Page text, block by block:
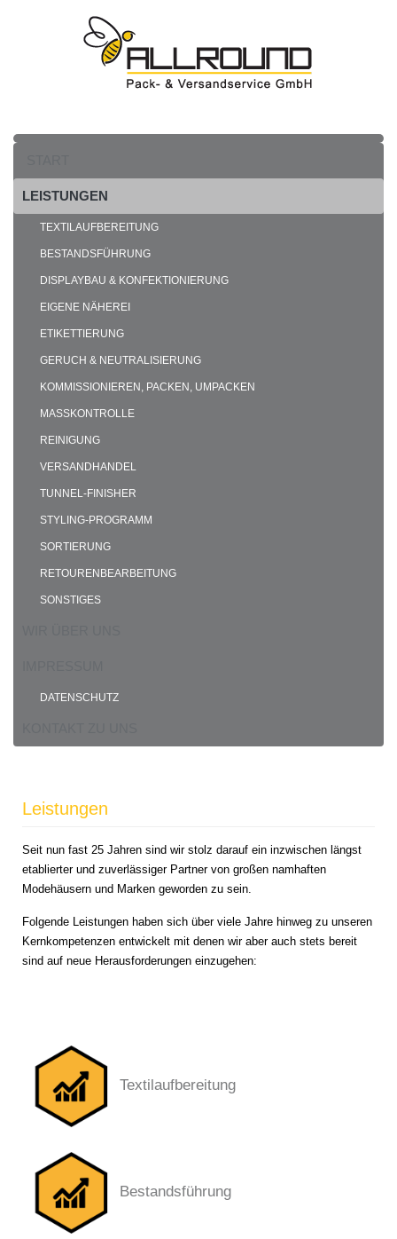
LEISTUNGEN
TEXTILAUFBEREITUNG
BESTANDSFÜHRUNG
DISPLAYBAU & KONFEKTIONIERUNG
EIGENE NÄHEREI
ETIKETTIERUNG
GERUCH & NEUTRALISIERUNG
KOMMISSIONIEREN, PACKEN, UMPACKEN
MASSKONTROLLE
REINIGUNG
VERSANDHANDEL
TUNNEL-FINISHER
STYLING-PROGRAMM
SORTIERUNG
RETOURENBEARBEITUNG
SONSTIGES
DATENSCHUTZ
Leistungen
Seit nun fast 25 Jahren sind wir stolz darauf ein inzwischen längst
etablierter und zuverlässiger Partner von großen namhaften
Modehäusern und Marken geworden zu sein.
Folgende Leistungen haben sich über viele Jahre hinweg zu unseren
Kernkompetenzen entwickelt mit denen wir aber auch stets bereit
sind auf neue Herausforderungen einzugehen:
Textilaufbereitung
Bestandsführung